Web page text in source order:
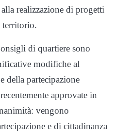
realizzazione di progetti
di quartiere sono
modifiche al
della partecipazione
approvate in
vengono
e di cittadinanza